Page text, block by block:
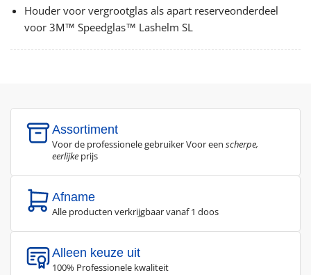
Houder voor vergrootglas als apart reserveonderdeel
voor 3M™ Speedglas™ Lashelm SL
Assortiment
Voor de professionele gebruiker Voor een scherpe,
eerlijke prijs
Afname
Alle producten verkrijgbaar vanaf 1 doos
Alleen keuze uit
100% Professionele kwaliteit